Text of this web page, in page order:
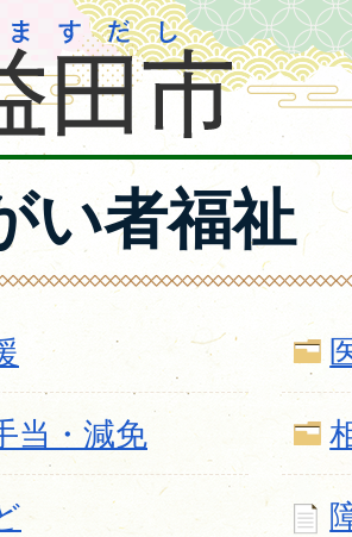
い者福祉
当・減免